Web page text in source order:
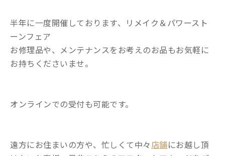
半年に一度開催しております、リメイク＆パワースト
ーンフェア
お修理品や、メンテナンスをお考えのお品もお気軽に
お持ちくださいませ。
オンラインでの受付も可能です。
遠方にお住まいの方や、忙しくて中々店舗にお越し頂